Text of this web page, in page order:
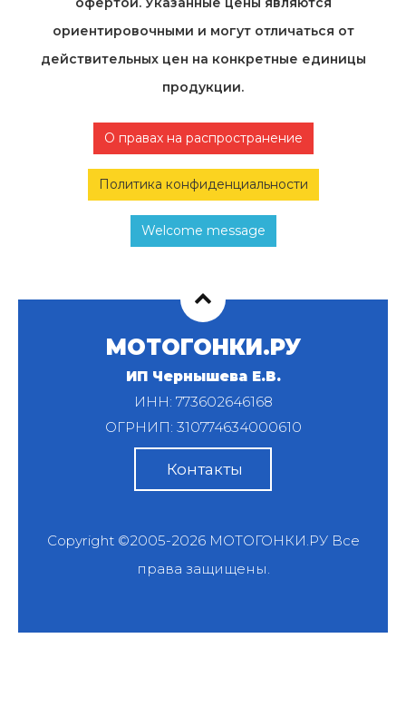
ориентировочными и могут отличаться от
действительных цен на конкретные единицы
продукции.
О правах на распространение
Политика конфиденциальности
Welcome message
МОТОГОНКИ.РУ
ИП Чернышева Е.В.
ИНН: 773602646168
ОГРНИП: 310774634000610
Контакты
Copyright ©2005-2026 МОТОГОНКИ.РУВсе
права защищены.